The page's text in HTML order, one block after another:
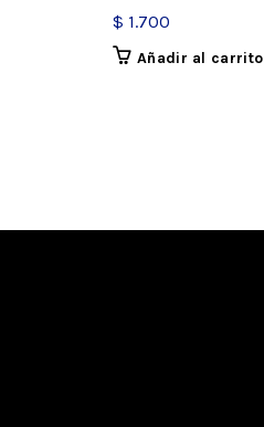
$ 1.700
Añadir al carrito